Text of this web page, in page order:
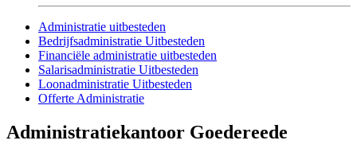
Administratie uitbesteden
Bedrijfsadministratie Uitbesteden
Financiële administratie uitbesteden
Salarisadministratie Uitbesteden
Loonadministratie Uitbesteden
Offerte Administratie
Administratiekantoor Goedereede